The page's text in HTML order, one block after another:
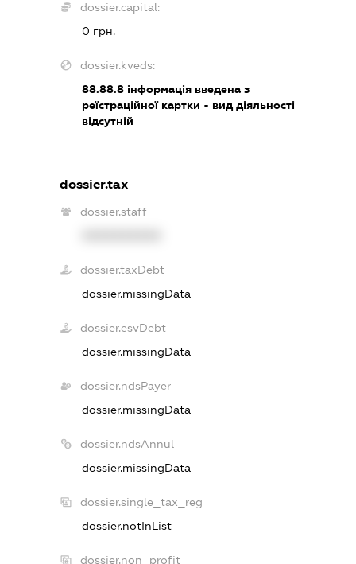
dossier.capital:
0 грн.
dossier.kveds:
88.88.8 інформація введена з
реїстраційної картки - вид діяльності
відсутній
dossier.tax
dossier.staff
dossier.taxDebt
dossier.missingData
dossier.esvDebt
dossier.missingData
dossier.ndsPayer
dossier.missingData
dossier.ndsAnnul
dossier.missingData
dossier.single_tax_reg
dossier.notInList
dossier.non_profit